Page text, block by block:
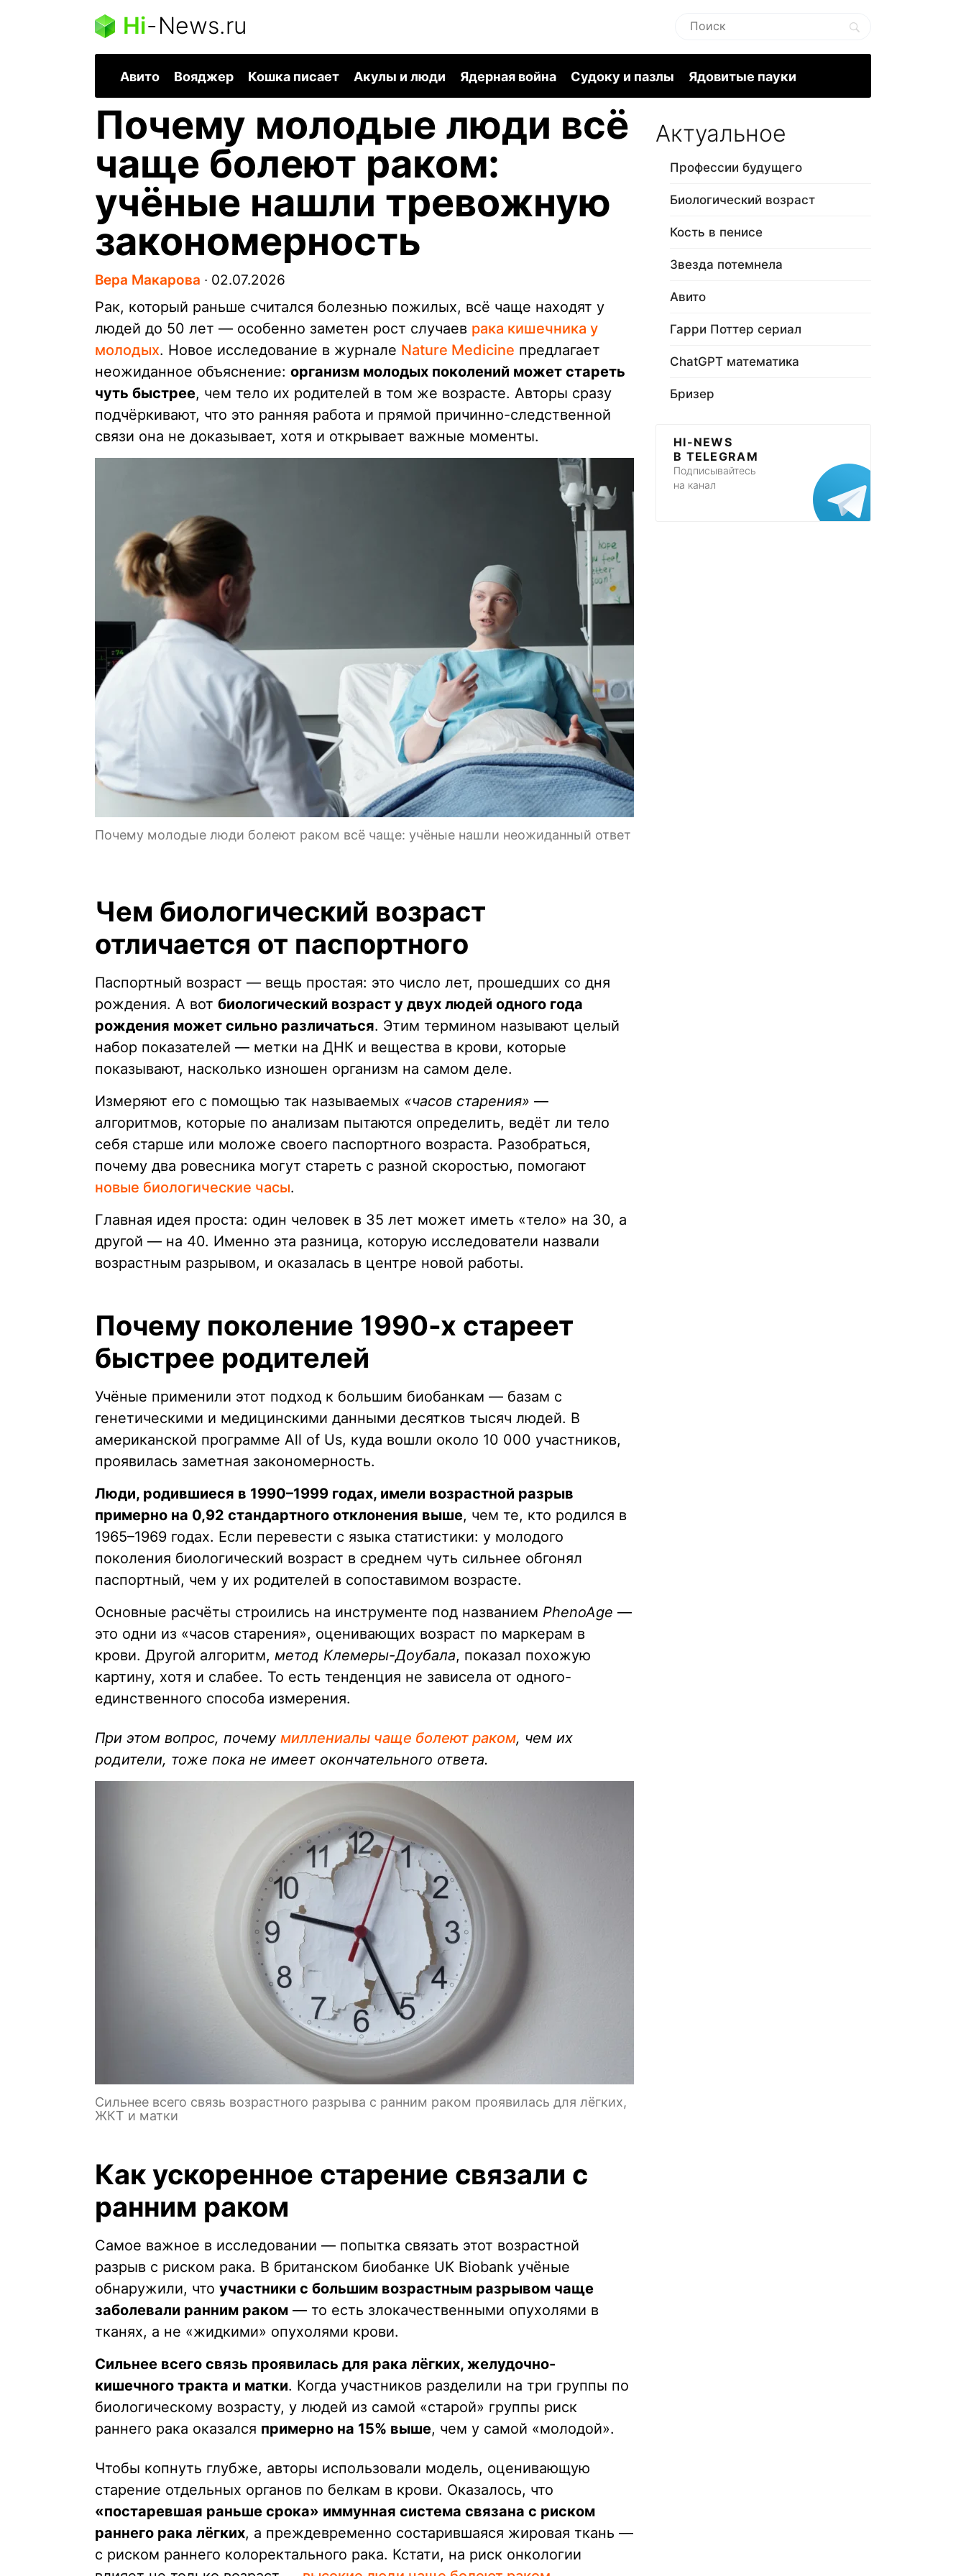
Hi-News.ru
Авито Вояджер Кошка писает Акулы и люди Ядерная война Судоку и пазлы Ядовитые пауки
Почему молодые люди всё
чаще болеют раком:
учёные нашли тревожную
закономерность
Вера Макарова ∙ 02.07.2026
Рак, который раньше считался болезнью пожилых, всё чаще находят у
людей до 50 лет — особенно заметен рост случаев рака кишечника у
молодых. Новое исследование в журнале Nature Medicine предлагает
неожиданное объяснение: организм молодых поколений может стареть
чуть быстрее, чем тело их родителей в том же возрасте. Авторы сразу
подчёркивают, что это ранняя работа и прямой причинно-следственной
связи она не доказывает, хотя и открывает важные моменты.
Почему молодые люди болеют раком всё чаще: учёные нашли неожиданный ответ
Чем биологический возраст
отличается от паспортного
Паспортный возраст — вещь простая: это число лет, прошедших со дня
рождения. А вот биологический возраст у двух людей одного года
рождения может сильно различаться. Этим термином называют целый
набор показателей — метки на ДНК и вещества в крови, которые
показывают, насколько изношен организм на самом деле.
Измеряют его с помощью так называемых «часов старения» —
алгоритмов, которые по анализам пытаются определить, ведёт ли тело
себя старше или моложе своего паспортного возраста. Разобраться,
почему два ровесника могут стареть с разной скоростью, помогают
новые биологические часы.
Главная идея проста: один человек в 35 лет может иметь «тело» на 30, а
другой — на 40. Именно эта разница, которую исследователи назвали
возрастным разрывом, и оказалась в центре новой работы.
Почему поколение 1990-х стареет
быстрее родителей
Учёные применили этот подход к большим биобанкам — базам с
генетическими и медицинскими данными десятков тысяч людей. В
американской программе All of Us, куда вошли около 10 000 участников,
проявилась заметная закономерность.
Люди, родившиеся в 1990–1999 годах, имели возрастной разрыв
примерно на 0,92 стандартного отклонения выше, чем те, кто родился в
1965–1969 годах. Если перевести с языка статистики: у молодого
поколения биологический возраст в среднем чуть сильнее обгонял
паспортный, чем у их родителей в сопоставимом возрасте.
Основные расчёты строились на инструменте под названием PhenoAge —
это одни из «часов старения», оценивающих возраст по маркерам в
крови. Другой алгоритм, метод Клемеры-Доубала, показал похожую
картину, хотя и слабее. То есть тенденция не зависела от одного-
единственного способа измерения.
При этом вопрос, почему миллениалы чаще болеют раком, чем их
родители, тоже пока не имеет окончательного ответа.
Сильнее всего связь возрастного разрыва с ранним раком проявилась для лёгких,
ЖКТ и матки
Как ускоренное старение связали с
ранним раком
Самое важное в исследовании — попытка связать этот возрастной
разрыв с риском рака. В британском биобанке UK Biobank учёные
обнаружили, что участники с большим возрастным разрывом чаще
заболевали ранним раком — то есть злокачественными опухолями в
тканях, а не «жидкими» опухолями крови.
Сильнее всего связь проявилась для рака лёгких, желудочно-
кишечного тракта и матки. Когда участников разделили на три группы по
биологическому возрасту, у людей из самой «старой» группы риск
раннего рака оказался примерно на 15% выше, чем у самой «молодой».
Чтобы копнуть глубже, авторы использовали модель, оценивающую
старение отдельных органов по белкам в крови. Оказалось, что
«постаревшая раньше срока» иммунная система связана с риском
раннего рака лёгких, а преждевременно состарившаяся жировая ткань —
с риском раннего колоректального рака. Кстати, на риск онкологии
Актуальное
Профессии будущего
Биологический возраст
Кость в пенисе
Звезда потемнела
Авито
Гарри Поттер сериал
ChatGPT математика
Бризер
HI-NEWS
В TELEGRAM
Подписывайтесь
на канал